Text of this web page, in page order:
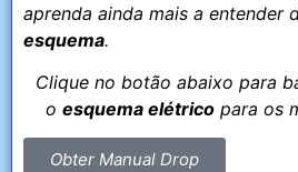
aprenda ainda mais a entender
esquema.
Clique no botão abaixo para
o esquema elétrico para os
Obter Manual Drop